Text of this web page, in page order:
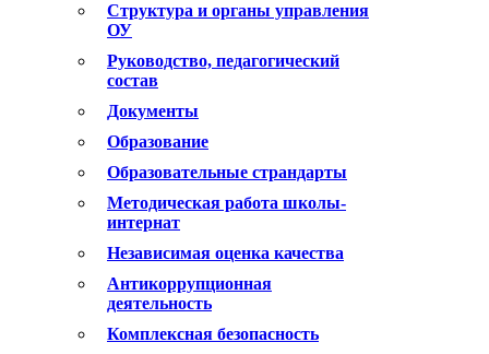
Структура и органы управления
ОУ
Руководство, педагогический
состав
Документы
Образование
Образовательные страндарты
Методическая работа школы-
интернат
Независимая оценка качества
Антикоррупционная
деятельность
Комплексная безопасность